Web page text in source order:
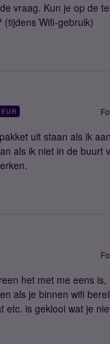
vraag. Kun je op de
(tijdens Wifi-gebruik)
uit staan als ik
als ik niet in de buurt
het met me eens
als je binnen wifi
etc. is geklooi wat je